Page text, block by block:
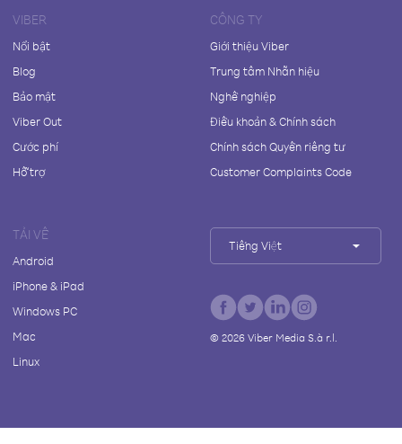
VIBER
Nổi bật
Blog
Bảo mật
Viber Out
Cước phí
Hỗ trợ
CÔNG TY
Giới thiệu Viber
Trung tâm Nhãn hiệu
Nghề nghiệp
Điều khoản & Chính sách
Chính sách Quyền riêng tư
Customer Complaints Code
TẢI VỀ
Android
iPhone & iPad
Windows PC
Mac
Linux
Tiếng Việt
© 2026Viber Media S.à r.l.